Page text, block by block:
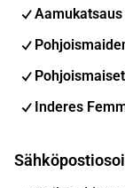
Aamukatsaus
Inderes